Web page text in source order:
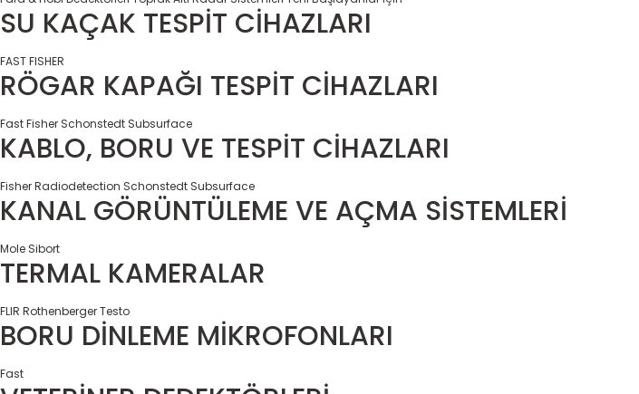
SU KAÇAK TESPİT CİHAZLARI
FASTFISHER
RÖGAR KAPAĞI TESPİT CİHAZLARI
FastFisher Schonstedt Subsurface
KABLO, BORU VE TESPİT CİHAZLARI
FisherRadiodetection Schonstedt Subsurface
KANAL GÖRÜNTÜLEME VE AÇMA SİSTEMLERİ
Mole Sibort
TERMAL KAMERALAR
FLIR RothenbergerTesto
BORU DİNLEME MİKROFONLARI
Fast